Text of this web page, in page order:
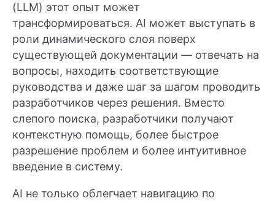
(LLM) этот опыт может
трансформироваться. AI может выступать в
роли динамического слоя поверх
существующей документации — отвечать на
вопросы, находить соответствующие
руководства и даже шаг за шагом проводить
разработчиков через решения. Вместо
слепого поиска, разработчики получают
контекстную помощь, более быстрое
разрешение проблем и более интуитивное
введение в систему.
AI не только облегчает навигацию по